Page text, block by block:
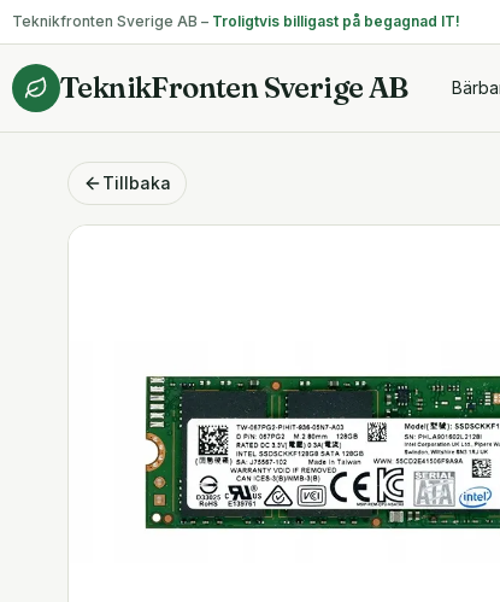
Teknikfronten Sverige AB – Troligtvis billigast på begagnad IT!
TeknikFronten Sverige AB
Tillbaka